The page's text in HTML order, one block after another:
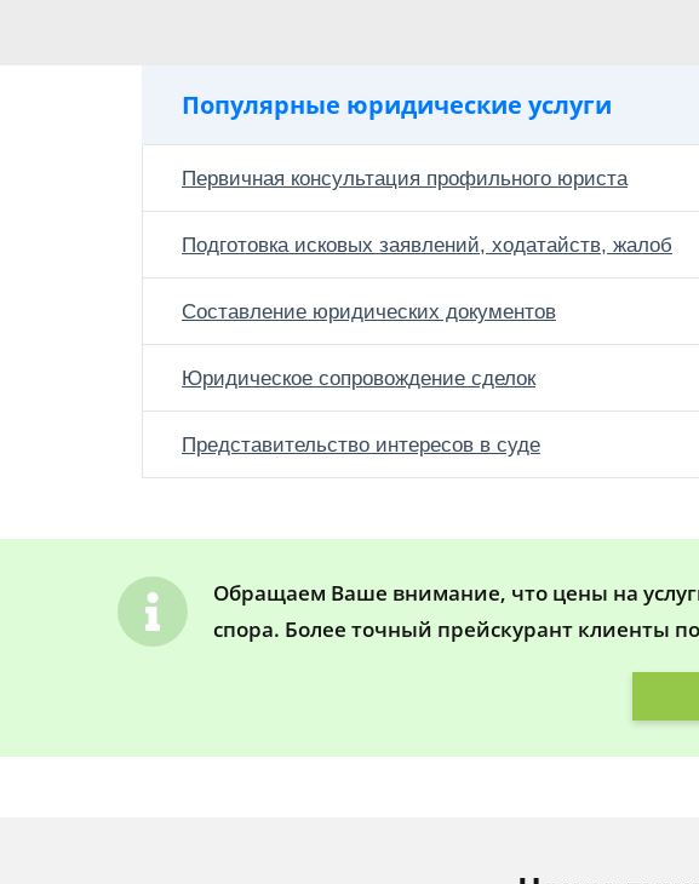
Популярные юридические услуги
Первичная консультация профильного юриста
Подготовка исковых заявлений, ходатайств, жалоб
Составление юридических документов
Юридическое сопровождение сделок
Представительство интересов в суде
Обращаем Ваше внимание, что цены на
спора. Более точный прейскурант клиенты